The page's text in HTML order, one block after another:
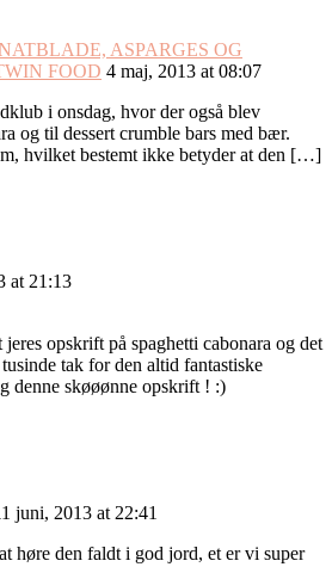
ASPARGES OG
FOOD 4 maj, 2013 at 08:07
i onsdag, hvor der også blev
og til dessert crumble bars med bær.
hvilket bestemt ikke betyder at den […]
at 21:13
opskrift på spaghetti cabonara og det
tak for den altid fantastiske
denne skøøønne opskrift ! :)
juni, 2013 at 22:41
høre den faldt i god jord, et er vi super